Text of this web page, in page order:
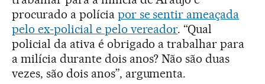
procurado a polícia por se sentir ameaçada
pelo ex-policial e pelo vereador. “Qual
policial da ativa é obrigado a trabalhar para
a milícia durante dois anos? Não são duas
vezes, são dois anos”, argumenta.